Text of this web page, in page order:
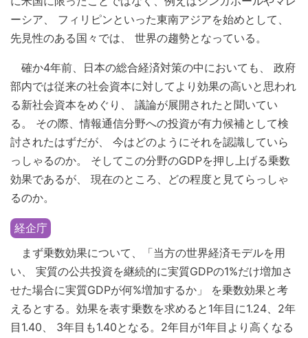
ーシア、 フィリピンといった東南アジアを始めとして、
先見性のある国々では、 世界の趨勢となっている。
確か4年前、日本の総合経済対策の中においても、 政府
部内では従来の社会資本に対してより効果の高いと思われ
る新社会資本をめぐり、 議論が展開されたと聞いてい
る。 その際、情報通信分野への投資が有力候補として検
討されたはずだが、 今はどのようにそれを認識していら
っしゃるのか。 そしてこの分野のGDPを押し上げる乗数
効果であるが、 現在のところ、どの程度と見てらっしゃ
るのか。
経企庁
まず乗数効果について、「当方の世界経済モデルを用
い、 実質の公共投資を継続的に実質GDPの1%だけ増加さ
せた場合に実質GDPが何%増加するか」 を乗数効果と考
えるとする。効果を表す乗数を求めると1年目に1.24、2年
目1.40、 3年目も1.40となる。2年目が1年目より高くなる